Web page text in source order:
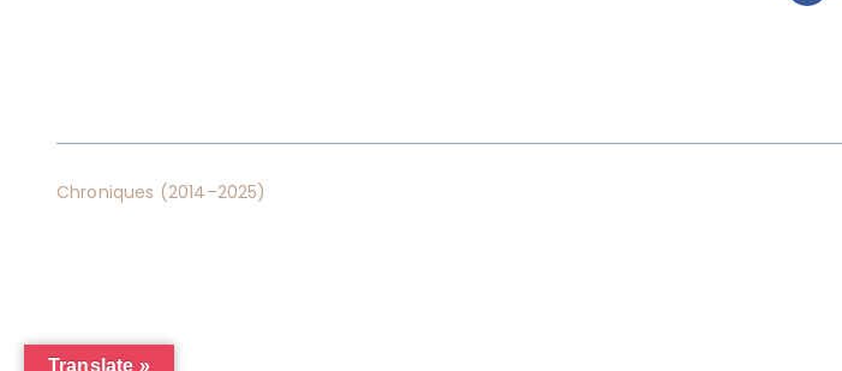
Chroniques (2014–2025)
Translate »